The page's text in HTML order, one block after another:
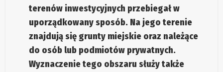
terenów inwestycyjnych przebiegał w
uporządkowany sposób. Na jego terenie
znajdują się grunty miejskie oraz należące
do osób lub podmiotów prywatnych.
Wyznaczenie tego obszaru służy także